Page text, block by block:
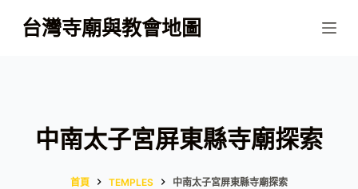
跳
至
台灣寺廟與教會地圖
中南太子宮屏東縣寺廟探索
首頁 TEMPLES 中南太子宮屏東縣寺廟探索